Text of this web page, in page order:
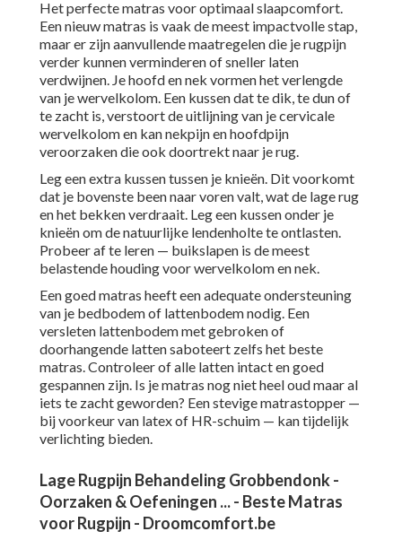
Het perfecte matras voor optimaal slaapcomfort.
Een nieuw matras is vaak de meest impactvolle stap,
maar er zijn aanvullende maatregelen die je rugpijn
verder kunnen verminderen of sneller laten
verdwijnen. Je hoofd en nek vormen het verlengde
van je wervelkolom. Een kussen dat te dik, te dun of
te zacht is, verstoort de uitlijning van je cervicale
wervelkolom en kan nekpijn en hoofdpijn
veroorzaken die ook doortrekt naar je rug.
Leg een extra kussen tussen je knieën. Dit voorkomt
dat je bovenste been naar voren valt, wat de lage rug
en het bekken verdraait. Leg een kussen onder je
knieën om de natuurlijke lendenholte te ontlasten.
Probeer af te leren — buikslapen is de meest
belastende houding voor wervelkolom en nek.
Een goed matras heeft een adequate ondersteuning
van je bedbodem of lattenbodem nodig. Een
versleten lattenbodem met gebroken of
doorhangende latten saboteert zelfs het beste
matras. Controleer of alle latten intact en goed
gespannen zijn. Is je matras nog niet heel oud maar al
iets te zacht geworden? Een stevige matrastopper —
bij voorkeur van latex of HR-schuim — kan tijdelijk
verlichting bieden.
Lage Rugpijn Behandeling Grobbendonk -
Oorzaken & Oefeningen ... - Beste Matras
voor Rugpijn - Droomcomfort.be